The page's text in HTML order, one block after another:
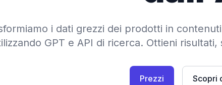
i dati grezzi dei prodotti in
GPT e API di ricerca. Ottieni
Prezzi Scopri